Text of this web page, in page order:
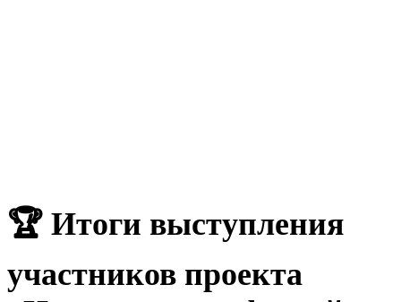
🏆 Итоги выступления
участников проекта